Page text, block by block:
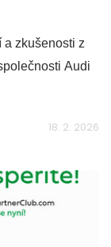
a zkušenosti z
Audi
18. 2. 2026